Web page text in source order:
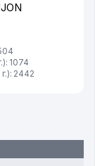
1074
2442